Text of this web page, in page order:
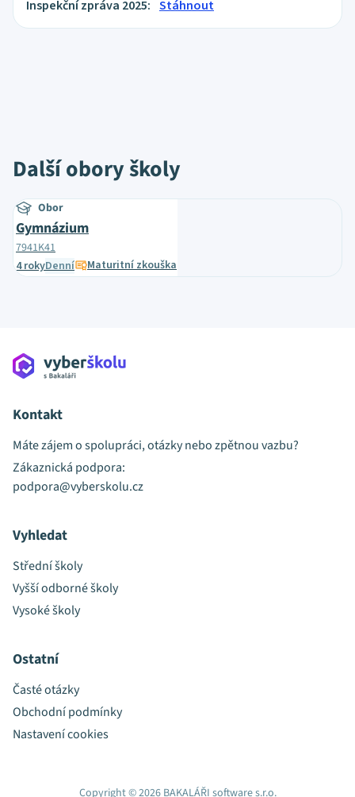
Inspekční zpráva 2025: Stáhnout
Další obory školy
Obor
Gymnázium
7941K41
4 rokyDenní Maturitní zkouška
Kontakt
Máte zájem o spolupráci, otázky nebo zpětnou vazbu?
Zákaznická podpora:
podpora@vyberskolu.cz
Vyhledat
Střední školy
Vyšší odborné školy
Vysoké školy
Ostatní
Časté otázky
Obchodní podmínky
Nastavení cookies
Copyright © 2026 BAKALÁŘI software s.r.o.